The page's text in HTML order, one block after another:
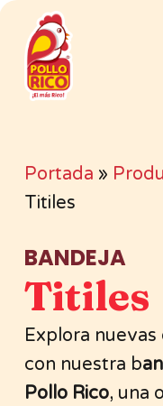
Skip
main
content
Portada »
Titiles
BANDEJA
Titiles
Explora nuevas
con nuestra b
Pollo Rico, una